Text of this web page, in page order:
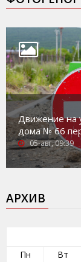
Движение на
дома № 66
05-авг, 09:39
АРХИВ
Пн
Вт